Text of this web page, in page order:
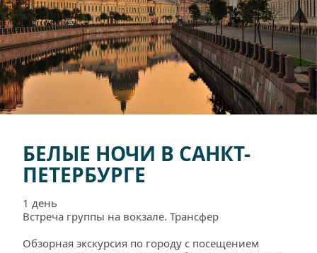
БЕЛЫЕ НОЧИ В САНКТ-
ПЕТЕРБУРГЕ
1 день
Встреча группы на вокзале. Трансфер
Обзорная экскурсия по городу с посещением